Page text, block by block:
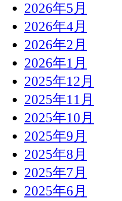
2026年5月
2026年4月
2026年2月
2026年1月
2025年12月
2025年11月
2025年10月
2025年9月
2025年8月
2025年7月
2025年6月